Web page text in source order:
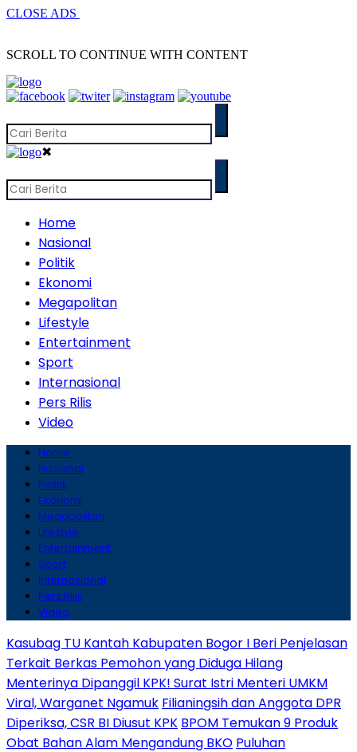
CLOSE ADS
SCROLL TO CONTINUE WITH CONTENT
✖
Home
Nasional
Politik
Ekonomi
Megapolitan
Lifestyle
Entertainment
Sport
Internasional
Pers Rilis
Video
Home
Nasional
Politik
Ekonomi
Megapolitan
Lifestyle
Entertainment
Sport
Internasional
Pers Rilis
Video
Kasubag TU Kantah Kabupaten Bogor I Beri Penjelasan
Terkait Berkas Pemohon yang Diduga Hilang
Menterinya Dipanggil KPK! Surat Istri Menteri UMKM
Viral, Warganet Ngamuk Filianingsih dan Anggota DPR
Diperiksa, CSR BI Diusut KPK BPOM Temukan 9 Produk
Obat Bahan Alam Mengandung BKO Puluhan